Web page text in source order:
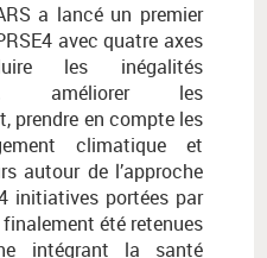
a lancé un premier
avec quatre axes
les inégalités
améliorer les
prendre en compte les
climatique et
autour de l’approche
initiatives portées par
été retenues
intégrant la santé